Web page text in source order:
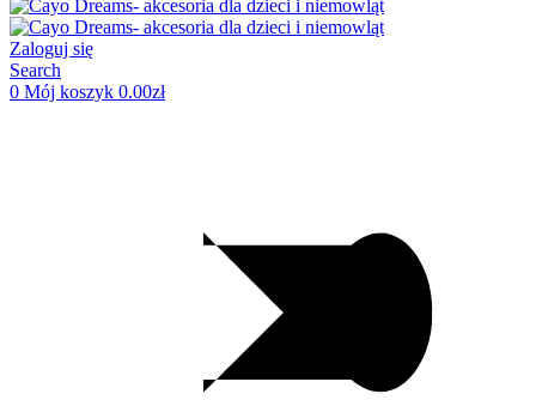
Zaloguj się
Search
0 Mój koszyk 0.00zł